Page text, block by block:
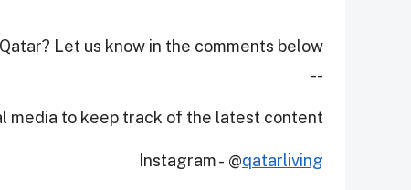
Let us know in the comments below!
--
media to keep track of the latest content.
Instagram - @qatarliving